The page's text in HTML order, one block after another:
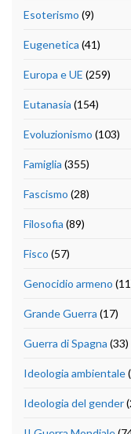
Esoterismo (9)
Eugenetica (41)
Europa e UE (259)
Eutanasia (154)
Evoluzionismo (103)
Famiglia (355)
Fascismo (28)
Filosofia (89)
Fisco (57)
Genocidio armeno
Grande Guerra (17)
Guerra di Spagna (33)
Ideologia ambientale
Ideologia del gender